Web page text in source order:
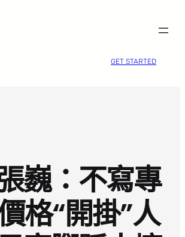
GET STARTED
巍：不寫專
格“開掛”人